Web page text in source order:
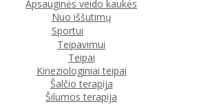
Apsauginės veido kaukės
Nuo iššutimų
Sportui
Teipavimui
Teipai
Kineziologiniai teipai
Šalčio terapija
Šilumos terapija